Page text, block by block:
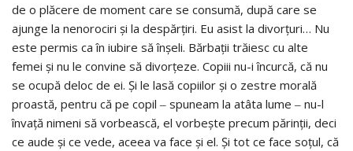
de o plăcere de moment care se consumă, după care se
ajunge la nenorociri şi la despărţiri. Eu asist la divorţuri… Nu
este permis ca în iubire să înşeli. Bărbaţii trăiesc cu alte
femei şi nu le convine să divorţeze. Copiii nu-i încurcă, că nu
se ocupă deloc de ei. Şi le lasă copiilor şi o zestre morală
proastă, pentru că pe copil ‒ spuneam la atâta lume ‒ nu-l
învaţă nimeni să vorbească, el vorbeşte precum părinţii, deci
ce aude şi ce vede, aceea va face şi el. Şi tot ce face soţul, că